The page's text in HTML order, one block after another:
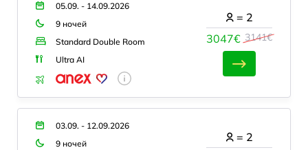
05.09. - 14.09.2026
9 ночей
Standard Double Room
Ultra AI
3047€ 3141€
= 2
03.09. - 12.09.2026
9 ночей
= 2